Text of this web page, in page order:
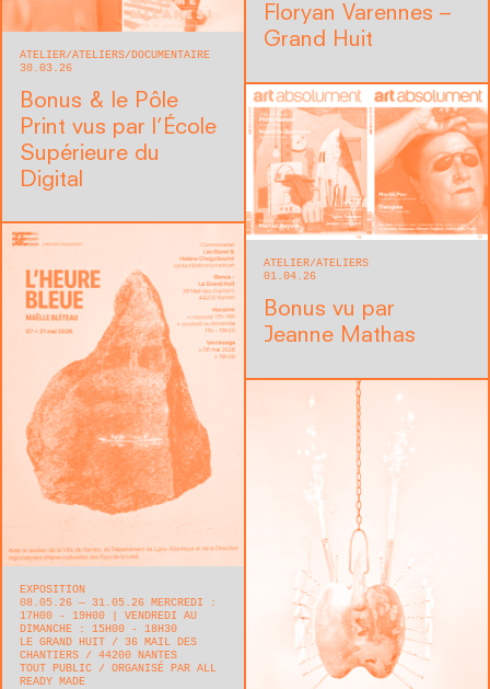
Floryan Varennes –
Grand Huit
ATELIER ATELIERS
DOCUMENTAIRE
30.03.26
Bonus & le Pôle
Print vus par l’École
Supérieure du
Digital
ATELIER ATELIERS
01.04.26
Bonus vu par
Jeanne Mathas
EXPOSITION
08.05.26 — 31.05.26 MERCREDI :
17H00 - 19H00 | VENDREDI AU
DIMANCHE : 15H00 - 18H30
LE GRAND HUIT
36 MAIL DES
CHANTIERS
44200 NANTES
TOUT PUBLIC
ORGANISÉ PAR ALL
READY MADE